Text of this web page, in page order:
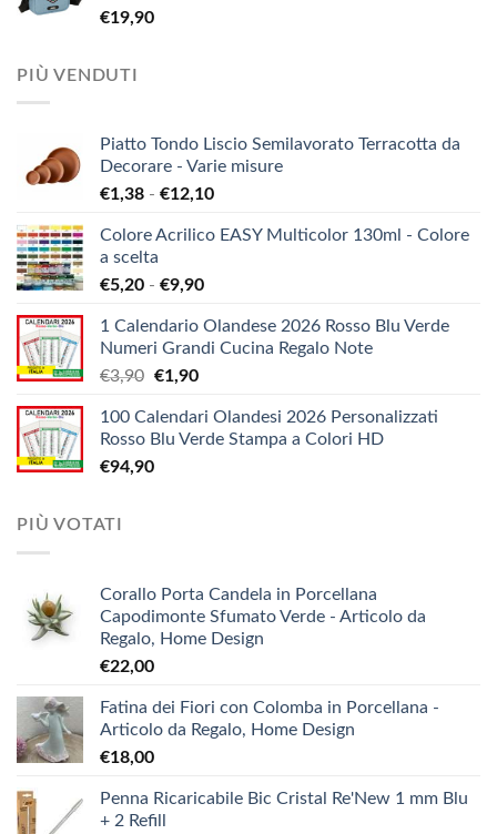
€19,90
PIÙ VENDUTI
Piatto Tondo Liscio Semilavorato Terracotta da
Decorare - Varie misure
€1,38 - €12,10Fascia
prezzo:
€12,10
Colore Acrilico EASY Multicolor 130ml - Colore
a scelta
€5,20 - €9,90Fascia
prezzo:
da
€9,90
1 Calendario Olandese 2026 Rosso Blu Verde
Numeri Grandi Cucina Regalo Note
€3,90 Il
originale
era:
€3,90.
€1,90Il
attuale
è:
100 Calendari Olandesi 2026 Personalizzati
Rosso Blu Verde Stampa a Colori HD
€94,90
PIÙ VOTATI
Corallo Porta Candela in Porcellana
Capodimonte Sfumato Verde - Articolo da
Regalo, Home Design
€22,00
Fatina dei Fiori con Colomba in Porcellana -
Articolo da Regalo, Home Design
€18,00
Penna Ricaricabile Bic Cristal Re'New 1 mm Blu
+ 2 Refill